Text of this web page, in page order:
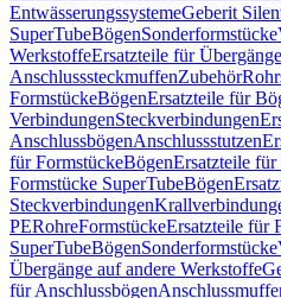
EntwässerungssystemeGeberit
SuperTubeBögenSonderformstücke
WerkstoffeErsatzteile für
AnschlusssteckmuffenZubehör
FormstückeBögenErsatzteile für
VerbindungenSteckverbindungen
AnschlussbögenAnschlussstutzen
für FormstückeBögenErsatzteile für
Formstücke SuperTubeBögen
Steckverbindungen
PERohreFormstückeErsatzteile für
SuperTubeBögenSonderformstücke
Übergänge auf andere Werkstoffe
für Anschlussbögen